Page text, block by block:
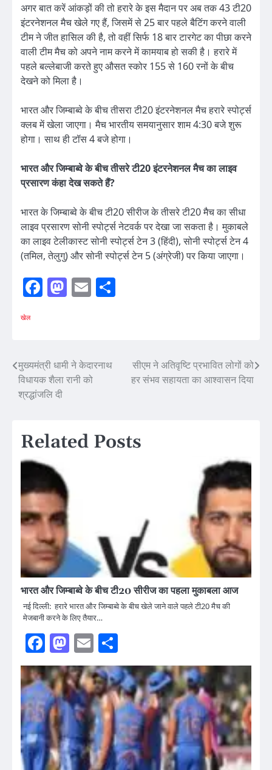
अगर बात करें आंकड़ों की तो हरारे के इस मैदान पर अब तक 43 टी20
इंटरनेशनल मैच खेले गए हैं, जिसमें से 25 बार पहले बैटिंग करने वाली
टीम ने जीत हासिल की है, तो वहीं सिर्फ 18 बार टारगेट का पीछा करने
वाली टीम मैच को अपने नाम करने में कामयाब हो सकी है। हरारे में
पहले बल्लेबाजी करते हुए औसत स्कोर 155 से 160 रनों के बीच
देखने को मिला है।
भारत और जिम्‍बाब्‍वे के बीच तीसरा टी20 इंटरनेशनल मैच हरारे स्पोर्ट्स
क्लब में खेला जाएगा। मैच भारतीय समयानुसार शाम 4:30 बजे शुरू
होगा। साथ ही टॉस 4 बजे होगा।
भारत और जिम्‍बाब्‍वे के बीच तीसरे टी20 इंटरनेशनल मैच का लाइव
प्रसारण कंहा देख सकते हैं?
भारत के जिम्बाब्वे के बीच टी20 सीरीज के तीसरे टी20 मैच का सीधा
लाइव प्रसारण सोनी स्पोर्ट्स नेटवर्क पर देखा जा सकता है। मुकाबले
का लाइव टेलीकास्ट सोनी स्पोर्ट्स टेन 3 (हिंदी), सोनी स्पोर्ट्स टेन 4
(तमिल, तेलुगु) और सोनी स्पोर्ट्स टेन 5 (अंग्रेजी) पर किया जाएगा।
Facebook
Mastodon
Email
खेल
Post
navigation
मुख्यमंत्री धामी ने केदारनाथ
विधायक शैला रानी को
श्रद्धांजलि दी
सीएम ने अतिवृष्टि प्रभावित लोगों को
हर संभव सहायता का आश्वासन दिया
Related Posts
भारत और जिम्बाब्वे के बीच टी20 सीरीज का पहला मुकाबला आज
नई दिल्ली: हरारे भारत और जिम्बाब्वे के बीच खेले जाने वाले पहले टी20 मैच की
मेजबानी करने के लिए तैयार…
Facebook
Mastodon
Email